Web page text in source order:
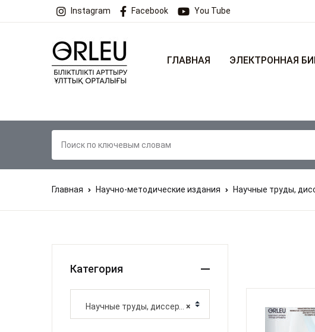
Instagram Facebook You Tube
ГЛАВНАЯ ЭЛЕКТРОННАЯ
Главная Научно-методические издания Научные труды,
Категория
×
Научные труды, диссертации, монографии